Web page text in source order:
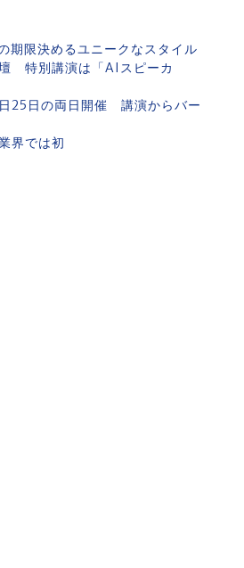
限決めるユニークなスタイル
特別講演は「AIスピーカ
25日の両日開催 講演からバー
界では初